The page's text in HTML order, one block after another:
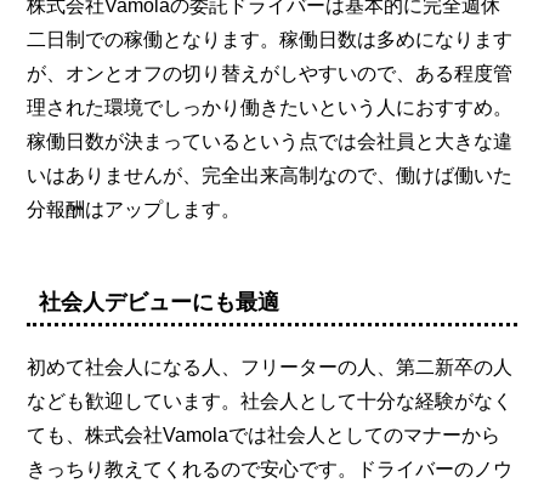
株式会社Vamolaの委託ドライバーは基本的に完全週休
二日制での稼働となります。稼働日数は多めになります
が、オンとオフの切り替えがしやすいので、ある程度管
理された環境でしっかり働きたいという人におすすめ。
稼働日数が決まっているという点では会社員と大きな違
いはありませんが、完全出来高制なので、働けば働いた
分報酬はアップします。
社会人デビューにも最適
初めて社会人になる人、フリーターの人、第二新卒の人
なども歓迎しています。社会人として十分な経験がなく
ても、株式会社Vamolaでは社会人としてのマナーから
きっちり教えてくれるので安心です。ドライバーのノウ